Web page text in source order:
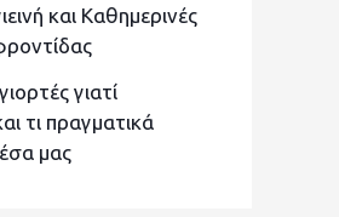
και Καθημερινές
γιατί
τι πραγματικά
μας